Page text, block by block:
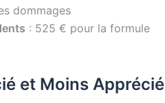
dommages
: 525 € pour la formule
et Moins Apprécié